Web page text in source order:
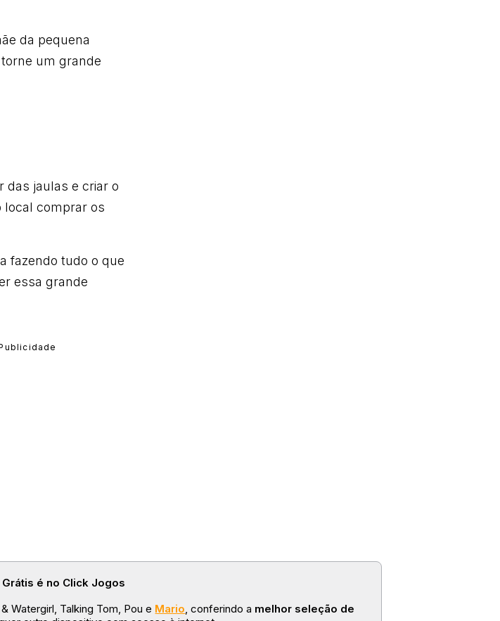
da pequena
um grande
das jaulas e criar o
local comprar os
fazendo tudo o que
essa grande
é no Click Jogos
Watergirl, Talking Tom, Pou e Mario, conferindo a melhor seleção de